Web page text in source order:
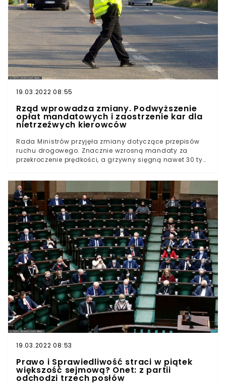
19.03.2022 08:55
Rząd wprowadza zmiany. Podwyższenie
opłat mandatowych i zaostrzenie kar dla
nietrzeźwych kierowców
Rada Ministrów przyjęła zmiany dotyczące przepisów
ruchu drogowego. Znacznie wzrosną mandaty za
przekroczenie prędkości, a grzywny sięgną nawet 30 tys.
wykroczeń na polskich drogach?
19.03.2022 08:53
Prawo i Sprawiedliwość straci w piątek
większość sejmową? Onet: z partii
odchodzi trzech posłów